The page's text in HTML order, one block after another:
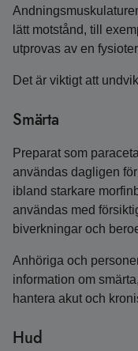
lätt motstånd, till
utprovas av en
Det är viktigt att
Smärta
Preparat som
användas dagligen
ibland starkare
användas med
biverkningar och
Anhöriga och
information om
hantera akut och
Hud